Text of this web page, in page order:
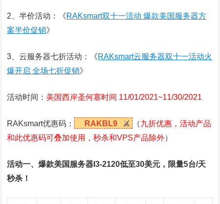
2、半价活动：《RAKsmart双十一活动 爆款美国服务器方
案半价促销》
3、云服务器七折活动：《RAKsmart云服务器双十一活动火
爆开启 全场七折促销》
活动时间： 美国西岸圣何塞时间 11/01/2021~11/30/2021
RAKsmart优惠码： RAKBL9 （九折优惠，活动产品
和此优惠码可叠加使用，秒杀和VPS产品除外）
活动一、爆款美国服务器I3-2120低至30美元，限量5台/天
秒杀！